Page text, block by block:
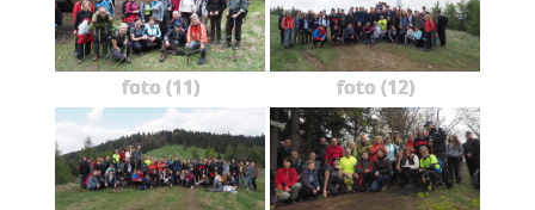
foto (11) foto (12)